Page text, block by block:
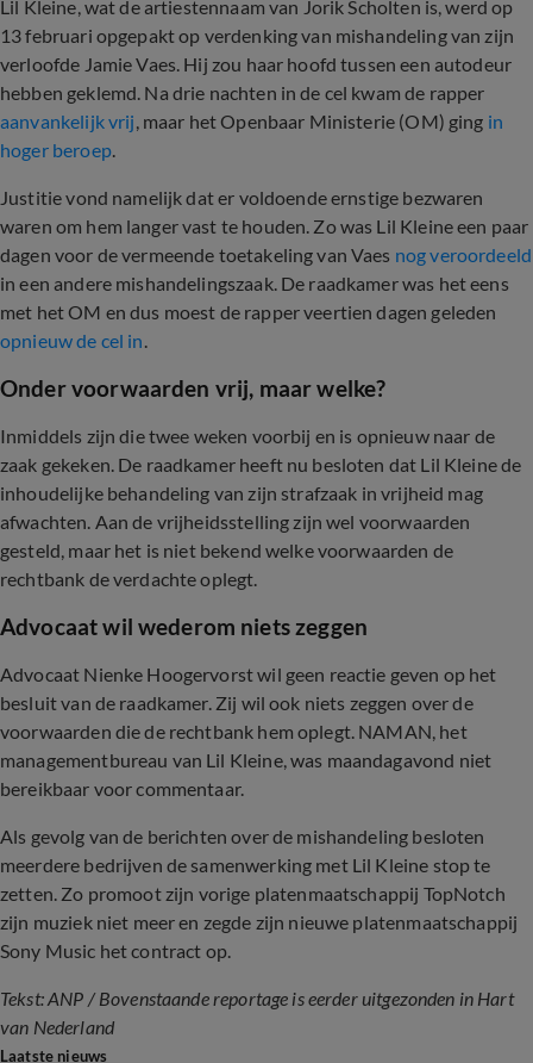
Lil Kleine, wat de artiestennaam van Jorik Scholten is, werd op
13 februari opgepakt op verdenking van mishandeling van zijn
verloofde Jamie Vaes. Hij zou haar hoofd tussen een autodeur
hebben geklemd. Na drie nachten in de cel kwam de rapper
aanvankelijk vrij, maar het Openbaar Ministerie (OM) ging in
hoger beroep.
Justitie vond namelijk dat er voldoende ernstige bezwaren
waren om hem langer vast te houden. Zo was Lil Kleine een paar
dagen voor de vermeende toetakeling van Vaes nog veroordeeld
in een andere mishandelingszaak. De raadkamer was het eens
met het OM en dus moest de rapper veertien dagen geleden
opnieuw de cel in.
Onder voorwaarden vrij, maar welke?
Inmiddels zijn die twee weken voorbij en is opnieuw naar de
zaak gekeken. De raadkamer heeft nu besloten dat Lil Kleine de
inhoudelijke behandeling van zijn strafzaak in vrijheid mag
afwachten. Aan de vrijheidsstelling zijn wel voorwaarden
gesteld, maar het is niet bekend welke voorwaarden de
rechtbank de verdachte oplegt.
Advocaat wil wederom niets zeggen
Advocaat Nienke Hoogervorst wil geen reactie geven op het
besluit van de raadkamer. Zij wil ook niets zeggen over de
voorwaarden die de rechtbank hem oplegt. NAMAN, het
managementbureau van Lil Kleine, was maandagavond niet
bereikbaar voor commentaar.
Als gevolg van de berichten over de mishandeling besloten
meerdere bedrijven de samenwerking met Lil Kleine stop te
zetten. Zo promoot zijn vorige platenmaatschappij TopNotch
zijn muziek niet meer en zegde zijn nieuwe platenmaatschappij
Sony Music het contract op.
Tekst: ANP / Bovenstaande reportage is eerder uitgezonden in Hart
van Nederland
Laatste nieuws